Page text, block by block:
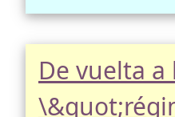
De vuelta a